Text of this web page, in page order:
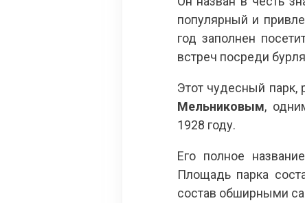
популярный и
год заполнен
встреч посреди
Этот чудесный парк,
Мельниковым,
1928 году.
Его полное
Площадь парка
состав обширными